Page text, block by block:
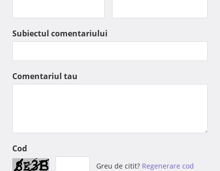
Subiectul comentariului
Comentariul tau
Cod
Greu de citit? Regenerare cod